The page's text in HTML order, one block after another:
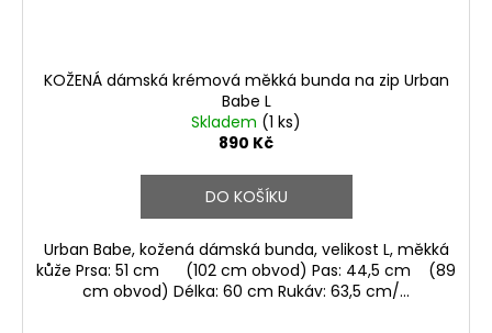
KOŽENÁ dámská krémová měkká bunda na zip Urban
Babe L
Skladem (1 ks)
890 Kč
DO KOŠÍKU
Urban Babe, kožená dámská bunda, velikost L, měkká
kůže Prsa: 51 cm (102 cm obvod) Pas: 44,5 cm (89
cm obvod) Délka: 60 cm Rukáv: 63,5 cm/...